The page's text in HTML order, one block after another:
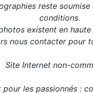
reste
conditions.
existent en
nous contacter pour
Site Internet non-
pour les passionnés :